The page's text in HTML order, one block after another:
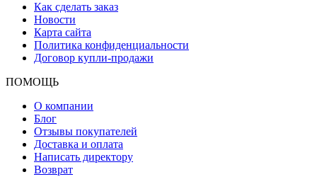
Как сделать заказ
Новости
Карта сайта
Политика конфиденциальности
Договор купли-продажи
ПОМОЩЬ
О компании
Блог
Отзывы покупателей
Доставка и оплата
Написать директору
Возврат